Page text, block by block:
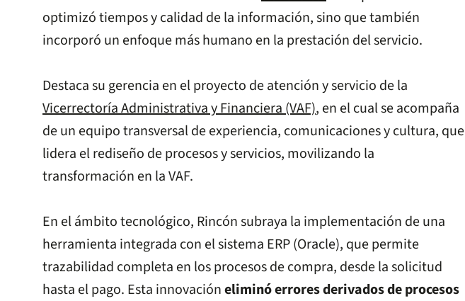
optimizó tiempos y calidad de la información, sino que también
incorporó un enfoque más humano en la prestación del servicio.
Destaca su gerencia en el proyecto de atención y servicio de la
Vicerrectoría Administrativa y Financiera (VAF), en el cual se acompaña
de un equipo transversal de experiencia, comunicaciones y cultura, que
lidera el rediseño de procesos y servicios, movilizando la
transformación en la VAF.
En el ámbito tecnológico, Rincón subraya la implementación de una
herramienta integrada con el sistema ERP (Oracle), que permite
trazabilidad completa en los procesos de compra, desde la solicitud
hasta el pago. Esta innovacióneliminó errores derivados de procesos